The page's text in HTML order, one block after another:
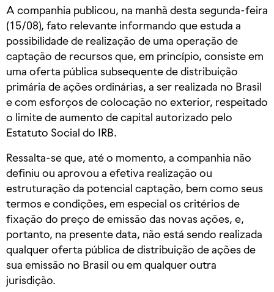
A companhia publicou, na manhã desta segunda-feira
(15/08), fato relevante informando que estuda a
possibilidade de realização de uma operação de
captação de recursos que, em princípio, consiste em
uma oferta pública subsequente de distribuição
primária de ações ordinárias, a ser realizada no Brasil
e com esforços de colocação no exterior, respeitado
o limite de aumento de capital autorizado pelo
Estatuto Social do IRB.
Ressalta-se que, até o momento, a companhia não
definiu ou aprovou a efetiva realização ou
estruturação da potencial captação, bem como seus
termos e condições, em especial os critérios de
fixação do preço de emissão das novas ações, e,
portanto, na presente data, não está sendo realizada
qualquer oferta pública de distribuição de ações de
sua emissão no Brasil ou em qualquer outra
jurisdição.